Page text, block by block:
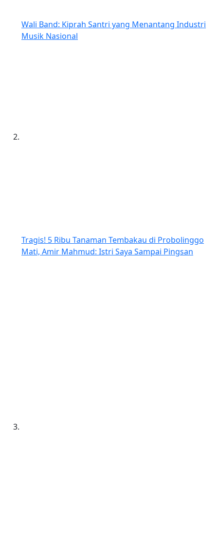
Wali Band: Kiprah Santri yang Menantang Industri
Musik Nasional
Tragis! 5 Ribu Tanaman Tembakau di Probolinggo
Mati, Amir Mahmud: Istri Saya Sampai Pingsan